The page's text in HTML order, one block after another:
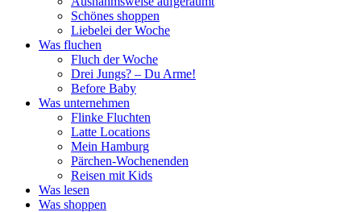
Schönes shoppen
Liebelei der Woche
Was fluchen
Fluch der Woche
Drei Jungs? – Du Arme!
Before Baby
Was unternehmen
Flinke Fluchten
Latte Locations
Mein Hamburg
Pärchen-Wochenenden
Reisen mit Kids
Was lesen
Was shoppen